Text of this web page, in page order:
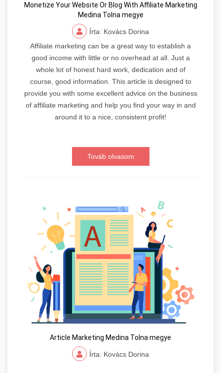
Monetize Your Website Or Blog With Affiliate Marketing
Medina Tolna megye
Írta: Kovács Dorina
Affiliate marketing can be a great way to establish a
good income with little or no overhead at all. Just a
whole lot of honest hard work, dedication and of
course, good information. This article is designed to
provide you with some excellent advice on the business
of affiliate marketing and help you find your way in and
around it to a nice, consistent profit!
Továb olvasom
Article Marketing Medina Tolna megye
Írta: Kovács Dorina